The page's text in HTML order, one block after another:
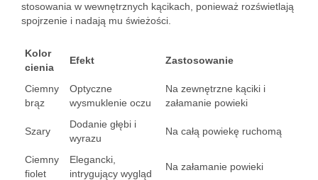
stosowania w wewnętrznych kącikach, ponieważ rozświetlają
spojrzenie i nadają mu świeżości.
Kolor
cienia
Efekt Zastosowanie
Ciemny
brąz
Optyczne
wysmuklenie oczu
Na zewnętrzne kąciki i
załamanie powieki
Szary
Dodanie głębi i
wyrazu
Na całą powiekę ruchomą
Ciemny
fiolet
Elegancki,
intrygujący wygląd
Na załamanie powieki